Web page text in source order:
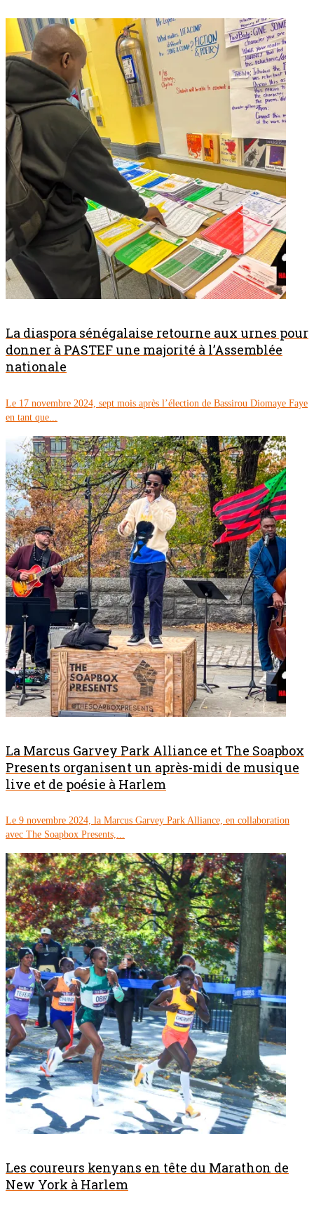
La diaspora sénégalaise retourne aux urnes pour
donner à PASTEF une majorité à l’Assemblée
nationale
Le 17 novembre 2024, sept mois après l’élection de Bassirou Diomaye Faye
en tant que...
La Marcus Garvey Park Alliance et The Soapbox
Presents organisent un après-midi de musique
live et de poésie à Harlem
Le 9 novembre 2024, la Marcus Garvey Park Alliance, en collaboration
avec The Soapbox Presents,...
Les coureurs kenyans en tête du Marathon de
New York à Harlem